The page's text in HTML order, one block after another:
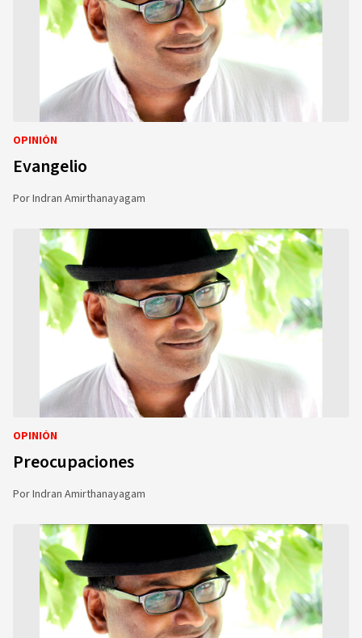
OPINIÓN
Evangelio
PorIndran Amirthanayagam
OPINIÓN
Preocupaciones
PorIndran Amirthanayagam